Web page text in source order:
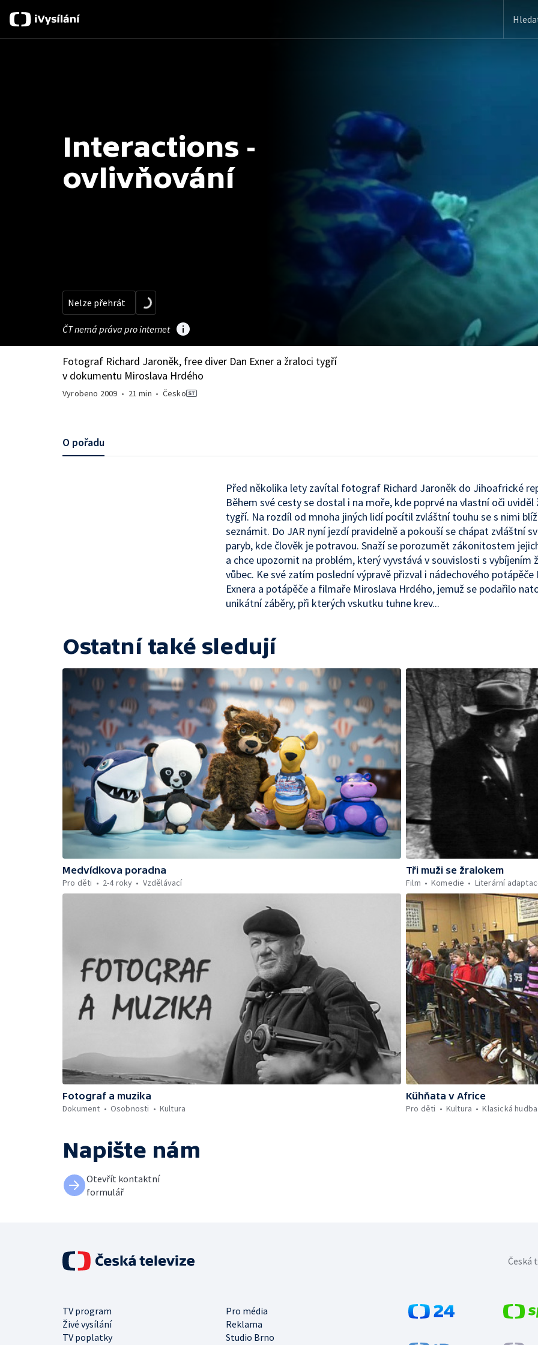
Interactions -
ovlivňování
Nelze přehrát
ČT nemá práva pro internet
Fotograf Richard Jaroněk, free diver Dan Exner a žraloci tygří
v dokumentu Miroslava Hrdého
Vyrobeno 2009 • 21 min • Česko
O pořadu
Před několika lety zavítal fotograf Richard Jaroněk do Jihoafrické
Během své cesty se dostal i na moře, kde poprvé na vlastní oči uviděl
tygří. Na rozdíl od mnoha jiných lidí pocítil zvláštní touhu se s nimi
seznámit. Do JAR nyní jezdí pravidelně a pokouší se chápat zvláštní
paryb, kde člověk je potravou. Snaží se porozumět zákonitostem
a chce upozornit na problém, který vyvstává v souvislosti s vybíjením
vůbec. Ke své zatím poslední výpravě přizval i nádechového potápěče
Exnera a potápěče a filmaře Miroslava Hrdého, jemuž se podařilo
unikátní záběry, při kterých vskutku tuhne krev...
Ostatní také sledují
Medvídkova poradna
Pro děti
2-4 roky Vzdělávací
Tři muži se žralokem
Film
Komedie Literární
Fotograf a muzika
Dokument
Osobnosti Kultura
Kühňata v Africe
Pro děti
Kultura Klasická hudba
Napište nám
Otevřít kontaktní
formulář
TV program
Pro média
Živé vysílání
Reklama
TV poplatky
Studio Brno
Česká